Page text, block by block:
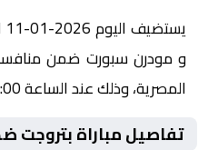
و مودرن سبورت ضمن
المصرية، وذلك عند الساعة 17:00 بتوقيت القاهرة.
تفاصيل مباراة بتروجت